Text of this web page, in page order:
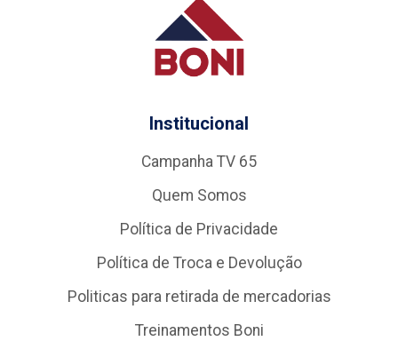
Institucional
Campanha TV 65
Quem Somos
Política de Privacidade
Política de Troca e Devolução
Politicas para retirada de mercadorias
Treinamentos Boni